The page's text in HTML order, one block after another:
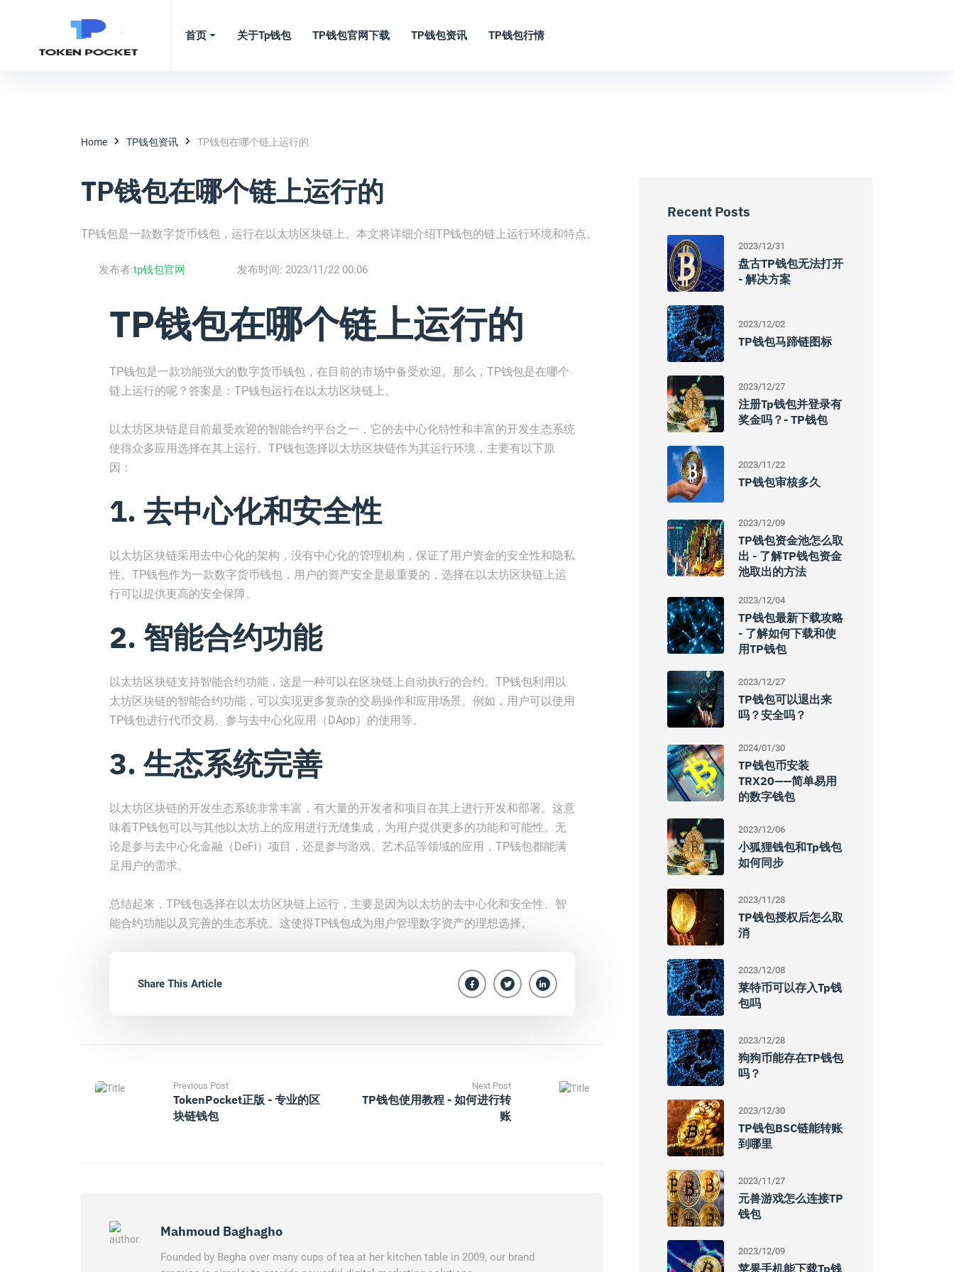
首页 关于tp钱包 TP钱包官网下载 TP钱包资讯 TP钱包行情
Home TP钱包资讯 TP钱包在哪个链上运行的
TP钱包在哪个链上运行的
TP钱包是一款数字货币钱包，运行在以太坊区块链上。本文将详细介绍TP钱包的链上运行环境和特点。
发布者:tp钱包官网 发布时间: 2023/11/22 00:06
TP钱包在哪个链上运行的
TP钱包是一款功能强大的数字货币钱包，在目前的市场中备受欢迎。那么，TP钱包是在哪个
链上运行的呢？答案是：TP钱包运行在以太坊区块链上。
以太坊区块链是目前最受欢迎的智能合约平台之一，它的去中心化特性和丰富的开发生态系统
使得众多应用选择在其上运行。TP钱包选择以太坊区块链作为其运行环境，主要有以下原
因：
1. 去中心化和安全性
以太坊区块链采用去中心化的架构，没有中心化的管理机构，保证了用户资金的安全性和隐私
性。TP钱包作为一款数字货币钱包，用户的资产安全是最重要的，选择在以太坊区块链上运
行可以提供更高的安全保障。
2. 智能合约功能
以太坊区块链支持智能合约功能，这是一种可以在区块链上自动执行的合约。TP钱包利用以
太坊区块链的智能合约功能，可以实现更多复杂的交易操作和应用场景。例如，用户可以使用
TP钱包进行代币交易、参与去中心化应用（DApp）的使用等。
3. 生态系统完善
以太坊区块链的开发生态系统非常丰富，有大量的开发者和项目在其上进行开发和部署。这意
味着TP钱包可以与其他以太坊上的应用进行无缝集成，为用户提供更多的功能和可能性。无
论是参与去中心化金融（DeFi）项目，还是参与游戏、艺术品等领域的应用，TP钱包都能满
足用户的需求。
总结起来，TP钱包选择在以太坊区块链上运行，主要是因为以太坊的去中心化和安全性、智
能合约功能以及完善的生态系统。这使得TP钱包成为用户管理数字资产的理想选择。
Share This Article
Previous Post
TokenPocket正版 - 专业的区
块链钱包
Next Post
TP钱包使用教程 - 如何进行转
账
Mahmoud Baghagho
Founded by Begha over many cups of tea at her kitchen table in 2009, our brand
Recent Posts
2023/12/31
盘古TP钱包无法打开
- 解决方案
2023/12/02
TP钱包马蹄链图标
2023/12/27
注册tp钱包并登录有
奖金吗？- TP钱包
2023/11/22
TP钱包审核多久
2023/12/09
TP钱包资金池怎么取
出 - 了解TP钱包资金
池取出的方法
2023/12/04
TP钱包最新下载攻略
- 了解如何下载和使
用TP钱包
2023/12/27
TP钱包可以退出来
吗？安全吗？
2024/01/30
TP钱包币安装
TRX20——简单易用
的数字钱包
2023/12/06
小狐狸钱包和tp钱包
如何同步
2023/11/28
TP钱包授权后怎么取
消
2023/12/08
莱特币可以存入tp钱
包吗
2023/12/28
狗狗币能存在TP钱包
吗？
2023/12/30
TP钱包BSC链能转账
到哪里
2023/11/27
元兽游戏怎么连接TP
钱包
2023/12/09
苹果手机能下载tp钱